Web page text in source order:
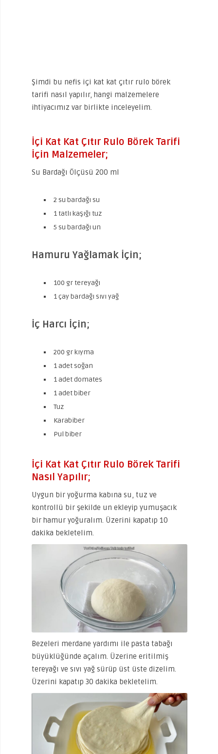
Şimdi bu nefis içi kat kat çıtır rulo börek
tarifi nasıl yapılır, hangi malzemelere
ihtiyacımız var birlikte inceleyelim.
İçi Kat Kat Çıtır Rulo Börek Tarifi
İçin Malzemeler;
Su Bardağı Ölçüsü 200 ml
2 su bardağı su
1 tatlı kaşığı tuz
5 su bardağı un
Hamuru Yağlamak İçin;
100 gr tereyağı
1 çay bardağı sıvı yağ
İç Harcı İçin;
200 gr kıyma
1 adet soğan
1 adet domates
1 adet biber
Tuz
Karabiber
Pul biber
İçi Kat Kat Çıtır Rulo Börek Tarifi
Nasıl Yapılır;
Uygun bir yoğurma kabına su, tuz ve
kontrollü bir şekilde un ekleyip yumuşacık
bir hamur yoğuralım. Üzerini kapatıp 10
dakika bekletelim.
Bezeleri merdane yardımı ile pasta tabağı
büyüklüğünde açalım. Üzerine eritilmiş
tereyağı ve sıvı yağ sürüp üst üste dizelim.
Üzerini kapatıp 30 dakika bekletelim.